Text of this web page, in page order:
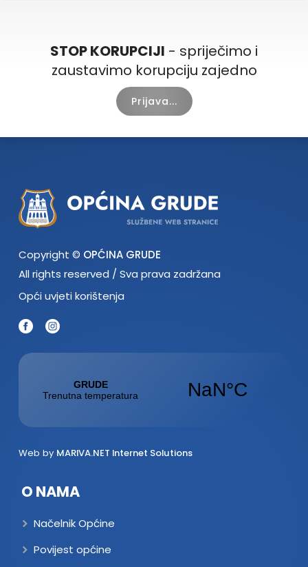
STOP KORUPCIJI - spriječimo i
zaustavimo korupciju zajedno
Prijava...
Copyright © OPĆINA GRUDE
All rights reserved / Sva prava zadržana
Opći uvjeti korištenja
Web by MARIVA.NET Internet Solutions
O NAMA
Načelnik Općine
Povijest općine